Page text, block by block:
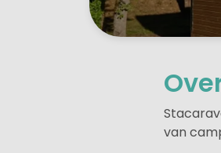
van